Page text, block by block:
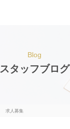
Blog
スタッフブログ
求人募集